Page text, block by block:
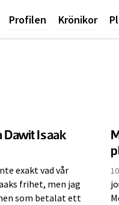
Profilen Krönikor
Dawit Isaak
exakt vad vår
frihet, men jag
som betalat ett